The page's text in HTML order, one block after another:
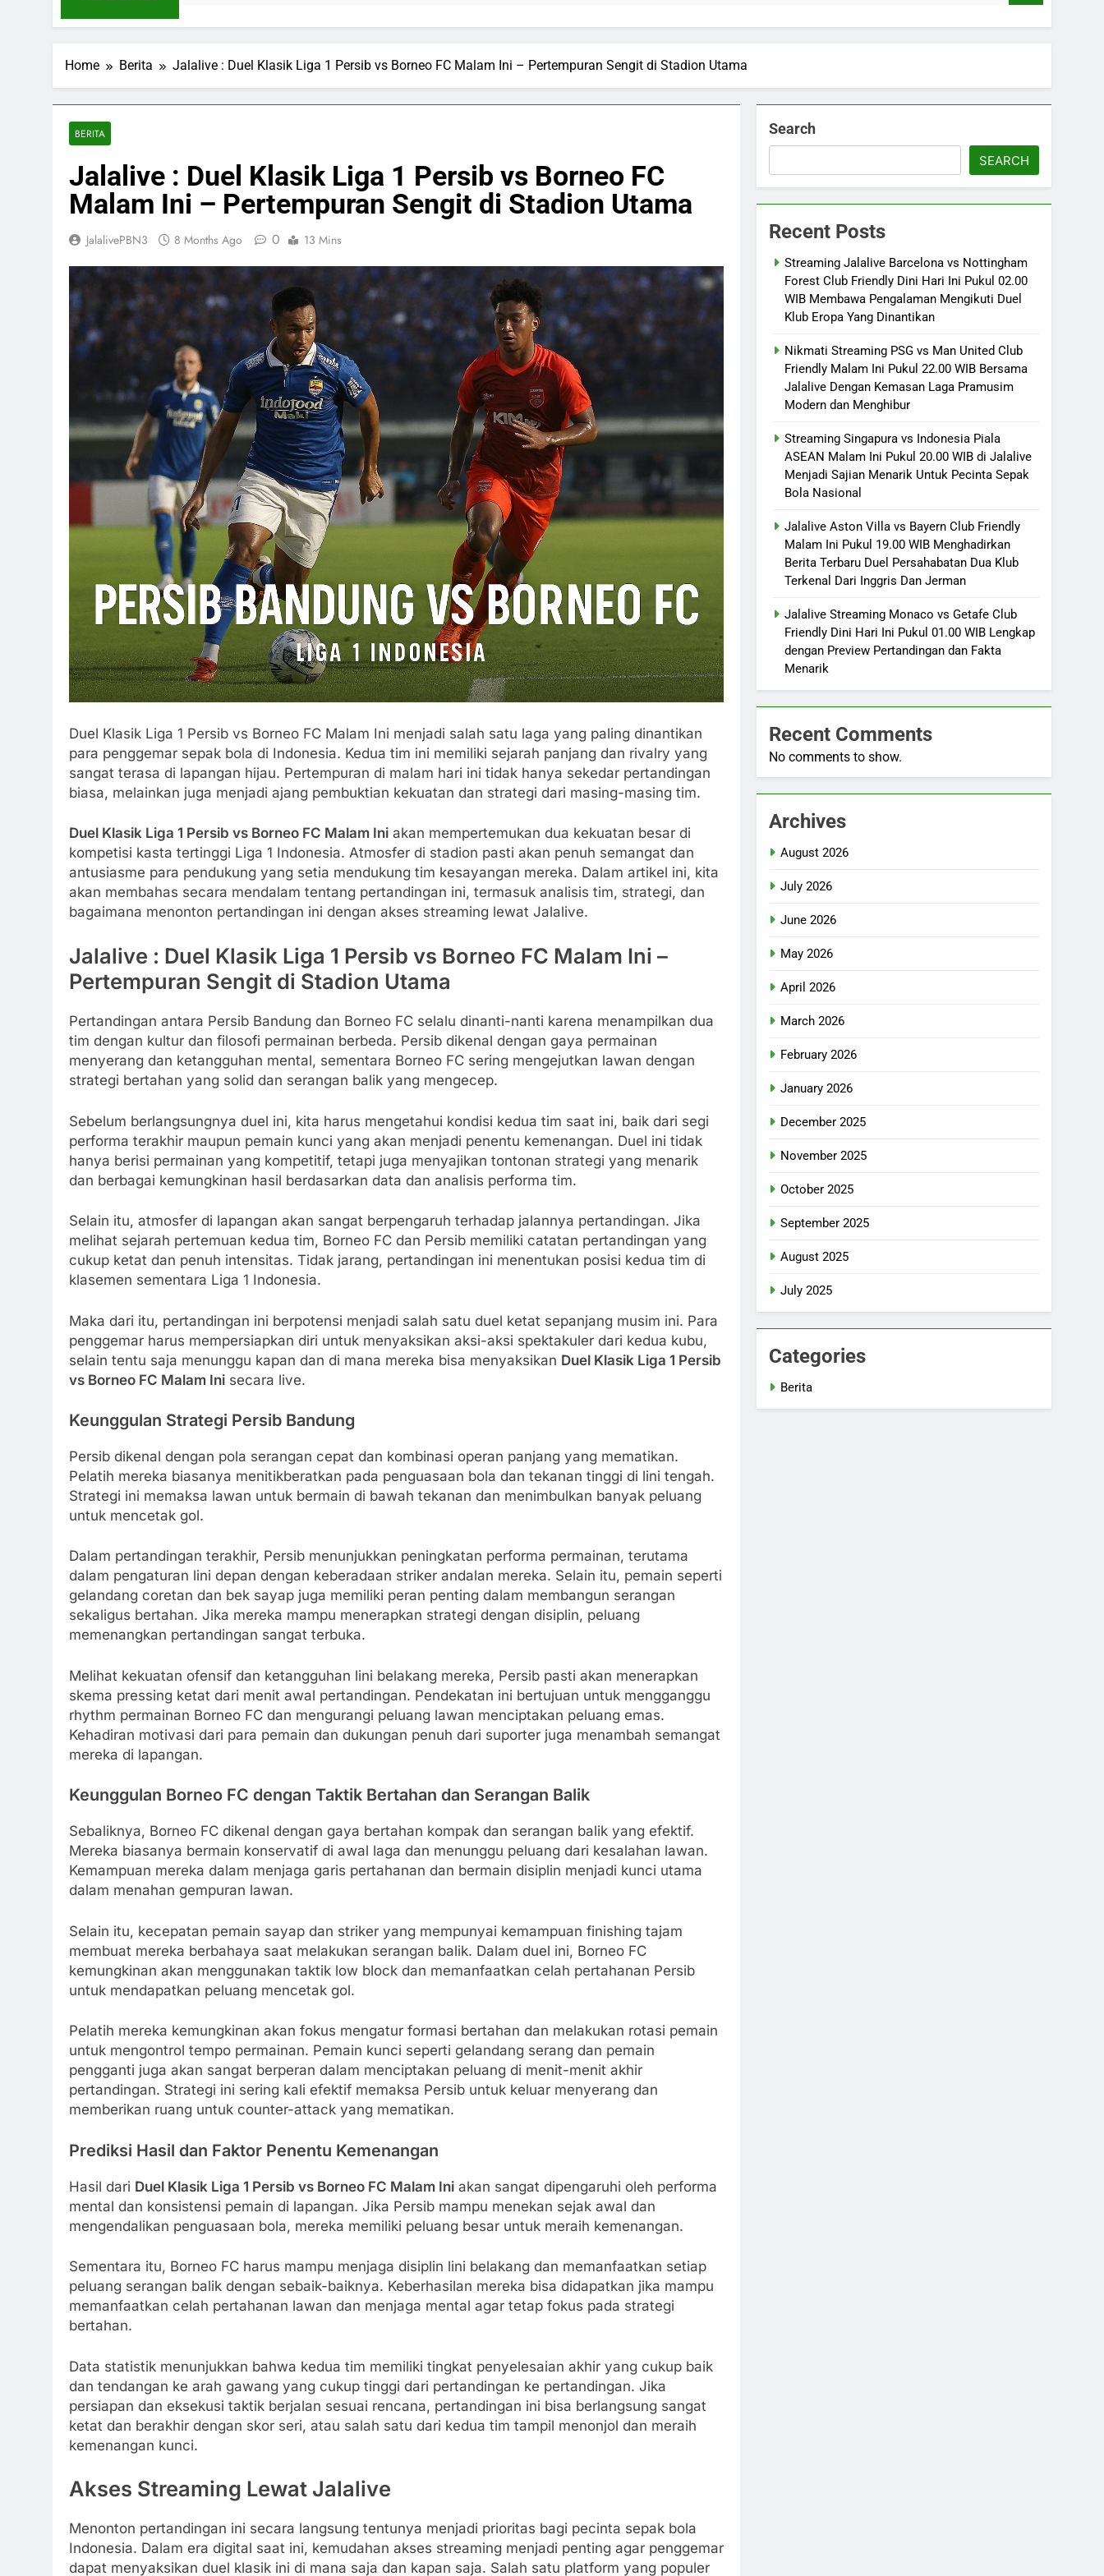
Home Berita Jalalive : Duel Klasik Liga 1 Persib vs Borneo FC Malam Ini – Pertempuran Sengit di Stadion Utama
BERITA
Jalalive : Duel Klasik Liga 1 Persib vs Borneo FC
Malam Ini – Pertempuran Sengit di Stadion Utama
JalalivePBN3 8 Months Ago 0 13 Mins
Duel Klasik Liga 1 Persib vs Borneo FC Malam Ini menjadi salah satu laga yang paling dinantikan
para penggemar sepak bola di Indonesia. Kedua tim ini memiliki sejarah panjang dan rivalry yang
sangat terasa di lapangan hijau. Pertempuran di malam hari ini tidak hanya sekedar pertandingan
biasa, melainkan juga menjadi ajang pembuktian kekuatan dan strategi dari masing-masing tim.
Duel Klasik Liga 1 Persib vs Borneo FC Malam Ini akan mempertemukan dua kekuatan besar di
kompetisi kasta tertinggi Liga 1 Indonesia. Atmosfer di stadion pasti akan penuh semangat dan
antusiasme para pendukung yang setia mendukung tim kesayangan mereka. Dalam artikel ini, kita
akan membahas secara mendalam tentang pertandingan ini, termasuk analisis tim, strategi, dan
bagaimana menonton pertandingan ini dengan akses streaming lewat Jalalive.
Jalalive : Duel Klasik Liga 1 Persib vs Borneo FC Malam Ini –
Pertempuran Sengit di Stadion Utama
Pertandingan antara Persib Bandung dan Borneo FC selalu dinanti-nanti karena menampilkan dua
tim dengan kultur dan filosofi permainan berbeda. Persib dikenal dengan gaya permainan
menyerang dan ketangguhan mental, sementara Borneo FC sering mengejutkan lawan dengan
strategi bertahan yang solid dan serangan balik yang mengecep.
Sebelum berlangsungnya duel ini, kita harus mengetahui kondisi kedua tim saat ini, baik dari segi
performa terakhir maupun pemain kunci yang akan menjadi penentu kemenangan. Duel ini tidak
hanya berisi permainan yang kompetitif, tetapi juga menyajikan tontonan strategi yang menarik
dan berbagai kemungkinan hasil berdasarkan data dan analisis performa tim.
Selain itu, atmosfer di lapangan akan sangat berpengaruh terhadap jalannya pertandingan. Jika
melihat sejarah pertemuan kedua tim, Borneo FC dan Persib memiliki catatan pertandingan yang
cukup ketat dan penuh intensitas. Tidak jarang, pertandingan ini menentukan posisi kedua tim di
klasemen sementara Liga 1 Indonesia.
Maka dari itu, pertandingan ini berpotensi menjadi salah satu duel ketat sepanjang musim ini. Para
penggemar harus mempersiapkan diri untuk menyaksikan aksi-aksi spektakuler dari kedua kubu,
selain tentu saja menunggu kapan dan di mana mereka bisa menyaksikan Duel Klasik Liga 1 Persib
vs Borneo FC Malam Ini secara live.
Keunggulan Strategi Persib Bandung
Persib dikenal dengan pola serangan cepat dan kombinasi operan panjang yang mematikan.
Pelatih mereka biasanya menitikberatkan pada penguasaan bola dan tekanan tinggi di lini tengah.
Strategi ini memaksa lawan untuk bermain di bawah tekanan dan menimbulkan banyak peluang
untuk mencetak gol.
Dalam pertandingan terakhir, Persib menunjukkan peningkatan performa permainan, terutama
dalam pengaturan lini depan dengan keberadaan striker andalan mereka. Selain itu, pemain seperti
gelandang coretan dan bek sayap juga memiliki peran penting dalam membangun serangan
sekaligus bertahan. Jika mereka mampu menerapkan strategi dengan disiplin, peluang
memenangkan pertandingan sangat terbuka.
Melihat kekuatan ofensif dan ketangguhan lini belakang mereka, Persib pasti akan menerapkan
skema pressing ketat dari menit awal pertandingan. Pendekatan ini bertujuan untuk mengganggu
rhythm permainan Borneo FC dan mengurangi peluang lawan menciptakan peluang emas.
Kehadiran motivasi dari para pemain dan dukungan penuh dari suporter juga menambah semangat
mereka di lapangan.
Keunggulan Borneo FC dengan Taktik Bertahan dan Serangan Balik
Sebaliknya, Borneo FC dikenal dengan gaya bertahan kompak dan serangan balik yang efektif.
Mereka biasanya bermain konservatif di awal laga dan menunggu peluang dari kesalahan lawan.
Kemampuan mereka dalam menjaga garis pertahanan dan bermain disiplin menjadi kunci utama
dalam menahan gempuran lawan.
Selain itu, kecepatan pemain sayap dan striker yang mempunyai kemampuan finishing tajam
membuat mereka berbahaya saat melakukan serangan balik. Dalam duel ini, Borneo FC
kemungkinan akan menggunakan taktik low block dan memanfaatkan celah pertahanan Persib
untuk mendapatkan peluang mencetak gol.
Pelatih mereka kemungkinan akan fokus mengatur formasi bertahan dan melakukan rotasi pemain
untuk mengontrol tempo permainan. Pemain kunci seperti gelandang serang dan pemain
pengganti juga akan sangat berperan dalam menciptakan peluang di menit-menit akhir
pertandingan. Strategi ini sering kali efektif memaksa Persib untuk keluar menyerang dan
memberikan ruang untuk counter-attack yang mematikan.
Prediksi Hasil dan Faktor Penentu Kemenangan
Hasil dari Duel Klasik Liga 1 Persib vs Borneo FC Malam Ini akan sangat dipengaruhi oleh performa
mental dan konsistensi pemain di lapangan. Jika Persib mampu menekan sejak awal dan
mengendalikan penguasaan bola, mereka memiliki peluang besar untuk meraih kemenangan.
Sementara itu, Borneo FC harus mampu menjaga disiplin lini belakang dan memanfaatkan setiap
peluang serangan balik dengan sebaik-baiknya. Keberhasilan mereka bisa didapatkan jika mampu
memanfaatkan celah pertahanan lawan dan menjaga mental agar tetap fokus pada strategi
bertahan.
Data statistik menunjukkan bahwa kedua tim memiliki tingkat penyelesaian akhir yang cukup baik
dan tendangan ke arah gawang yang cukup tinggi dari pertandingan ke pertandingan. Jika
persiapan dan eksekusi taktik berjalan sesuai rencana, pertandingan ini bisa berlangsung sangat
ketat dan berakhir dengan skor seri, atau salah satu dari kedua tim tampil menonjol dan meraih
kemenangan kunci.
Akses Streaming Lewat Jalalive
Menonton pertandingan ini secara langsung tentunya menjadi prioritas bagi pecinta sepak bola
Indonesia. Dalam era digital saat ini, kemudahan akses streaming menjadi penting agar penggemar
dapat menyaksikan duel klasik ini di mana saja dan kapan saja. Salah satu platform yang populer
Search
SEARCH
Recent Posts
Streaming Jalalive Barcelona vs Nottingham
Forest Club Friendly Dini Hari Ini Pukul 02.00
WIB Membawa Pengalaman Mengikuti Duel
Klub Eropa Yang Dinantikan
Nikmati Streaming PSG vs Man United Club
Friendly Malam Ini Pukul 22.00 WIB Bersama
Jalalive Dengan Kemasan Laga Pramusim
Modern dan Menghibur
Streaming Singapura vs Indonesia Piala
ASEAN Malam Ini Pukul 20.00 WIB di Jalalive
Menjadi Sajian Menarik Untuk Pecinta Sepak
Bola Nasional
Jalalive Aston Villa vs Bayern Club Friendly
Malam Ini Pukul 19.00 WIB Menghadirkan
Berita Terbaru Duel Persahabatan Dua Klub
Terkenal Dari Inggris Dan Jerman
Jalalive Streaming Monaco vs Getafe Club
Friendly Dini Hari Ini Pukul 01.00 WIB Lengkap
dengan Preview Pertandingan dan Fakta
Menarik
Recent Comments
No comments to show.
Archives
August 2026
July 2026
June 2026
May 2026
April 2026
March 2026
February 2026
January 2026
December 2025
November 2025
October 2025
September 2025
August 2025
July 2025
Categories
Berita